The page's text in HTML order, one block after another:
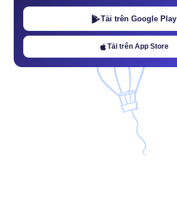
Tải trên Google Play
Tải trên App Store